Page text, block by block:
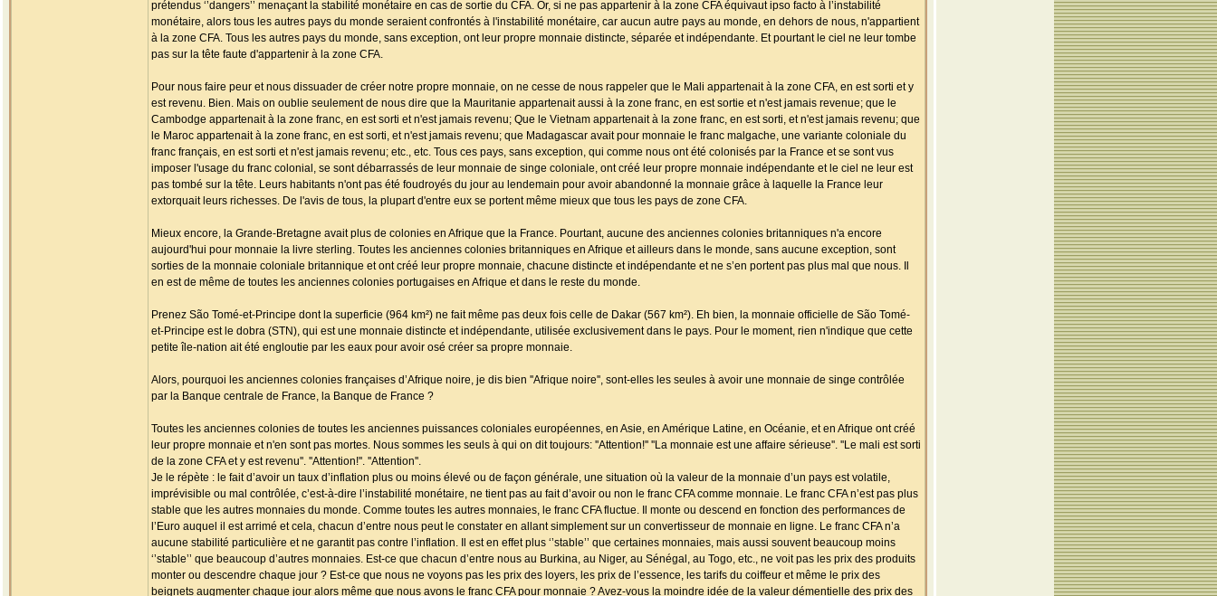
prétendus ‘’dangers’’ menaçant la stabilité monétaire en cas de sortie du CFA. Or, si ne pas appartenir à la zone CFA équivaut ipso facto à l’instabilité
monétaire, alors tous les autres pays du monde seraient confrontés à l'instabilité monétaire, car aucun autre pays au monde, en dehors de nous, n'appartient
à la zone CFA. Tous les autres pays du monde, sans exception, ont leur propre monnaie distincte, séparée et indépendante. Et pourtant le ciel ne leur tombe
pas sur la tête faute d'appartenir à la zone CFA.
Pour nous faire peur et nous dissuader de créer notre propre monnaie, on ne cesse de nous rappeler que le Mali appartenait à la zone CFA, en est sorti et y
est revenu. Bien. Mais on oublie seulement de nous dire que la Mauritanie appartenait aussi à la zone franc, en est sortie et n'est jamais revenue; que le
Cambodge appartenait à la zone franc, en est sorti et n'est jamais revenu; Que le Vietnam appartenait à la zone franc, en est sorti, et n'est jamais revenu; que
le Maroc appartenait à la zone franc, en est sorti, et n'est jamais revenu; que Madagascar avait pour monnaie le franc malgache, une variante coloniale du
franc français, en est sorti et n'est jamais revenu; etc., etc. Tous ces pays, sans exception, qui comme nous ont été colonisés par la France et se sont vus
imposer l'usage du franc colonial, se sont débarrassés de leur monnaie de singe coloniale, ont créé leur propre monnaie indépendante et le ciel ne leur est
pas tombé sur la tête. Leurs habitants n'ont pas été foudroyés du jour au lendemain pour avoir abandonné la monnaie grâce à laquelle la France leur
extorquait leurs richesses. De l'avis de tous, la plupart d'entre eux se portent même mieux que tous les pays de zone CFA.
Mieux encore, la Grande-Bretagne avait plus de colonies en Afrique que la France. Pourtant, aucune des anciennes colonies britanniques n'a encore
aujourd'hui pour monnaie la livre sterling. Toutes les anciennes colonies britanniques en Afrique et ailleurs dans le monde, sans aucune exception, sont
sorties de la monnaie coloniale britannique et ont créé leur propre monnaie, chacune distincte et indépendante et ne s’en portent pas plus mal que nous. Il
en est de même de toutes les anciennes colonies portugaises en Afrique et dans le reste du monde.
Prenez São Tomé-et-Principe dont la superficie (964 km²) ne fait même pas deux fois celle de Dakar (567 km²). Eh bien, la monnaie officielle de São Tomé-
et-Principe est le dobra (STN), qui est une monnaie distincte et indépendante, utilisée exclusivement dans le pays. Pour le moment, rien n'indique que cette
petite île-nation ait été engloutie par les eaux pour avoir osé créer sa propre monnaie.
Alors, pourquoi les anciennes colonies françaises d’Afrique noire, je dis bien ''Afrique noire'', sont-elles les seules à avoir une monnaie de singe contrôlée
par la Banque centrale de France, la Banque de France ?
Toutes les anciennes colonies de toutes les anciennes puissances coloniales européennes, en Asie, en Amérique Latine, en Océanie, et en Afrique ont créé
leur propre monnaie et n'en sont pas mortes. Nous sommes les seuls à qui on dit toujours: ''Attention!'' ''La monnaie est une affaire sérieuse''. ''Le mali est sorti
de la zone CFA et y est revenu''. ''Attention!''. ''Attention''.
Je le répète : le fait d’avoir un taux d’inflation plus ou moins élevé ou de façon générale, une situation où la valeur de la monnaie d’un pays est volatile,
imprévisible ou mal contrôlée, c’est-à-dire l’instabilité monétaire, ne tient pas au fait d’avoir ou non le franc CFA comme monnaie. Le franc CFA n’est pas plus
stable que les autres monnaies du monde. Comme toutes les autres monnaies, le franc CFA fluctue. Il monte ou descend en fonction des performances de
l’Euro auquel il est arrimé et cela, chacun d’entre nous peut le constater en allant simplement sur un convertisseur de monnaie en ligne. Le franc CFA n’a
aucune stabilité particulière et ne garantit pas contre l’inflation. Il est en effet plus ‘’stable’’ que certaines monnaies, mais aussi souvent beaucoup moins
‘’stable’’ que beaucoup d’autres monnaies. Est-ce que chacun d’entre nous au Burkina, au Niger, au Sénégal, au Togo, etc., ne voit pas les prix des produits
monter ou descendre chaque jour ? Est-ce que nous ne voyons pas les prix des loyers, les prix de l’essence, les tarifs du coiffeur et même le prix des
beignets augmenter chaque jour alors même que nous avons le franc CFA pour monnaie ? Avez-vous la moindre idée de la valeur démentielle des prix des